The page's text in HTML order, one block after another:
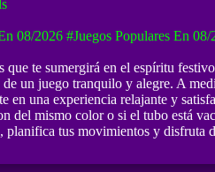
08/2026 #Juegos Populares En 08/
te sumergirá en el espíritu
un juego tranquilo y alegre. A
una experiencia relajante y
mismo color o si el tubo está
tus movimientos y disfruta